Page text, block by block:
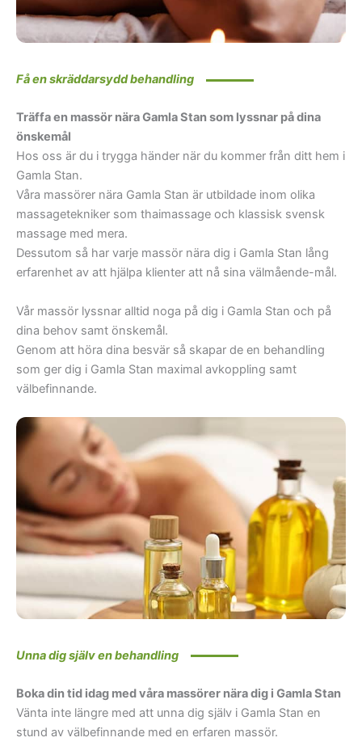
Få en skräddarsydd behandling
Träffa en massör nära Gamla Stan som lyssnar på dina
önskemål
Hos oss är du i trygga händer när du kommer från ditt hem i
Gamla Stan.
Våra massörer nära Gamla Stan är utbildade inom olika
massagetekniker som thaimassage och klassisk svensk
massage med mera.
Dessutom så har varje massör nära dig i Gamla Stan lång
erfarenhet av att hjälpa klienter att nå sina välmående-mål.
Vår massör lyssnar alltid noga på dig i Gamla Stan och på
dina behov samt önskemål.
Genom att höra dina besvär så skapar de en behandling
som ger dig i Gamla Stan maximal avkoppling samt
välbefinnande.
Unna dig själv en behandling
Boka din tid idag med våra massörer nära dig i Gamla Stan
Vänta inte längre med att unna dig själv i Gamla Stan en
stund av välbefinnande med en erfaren massör.